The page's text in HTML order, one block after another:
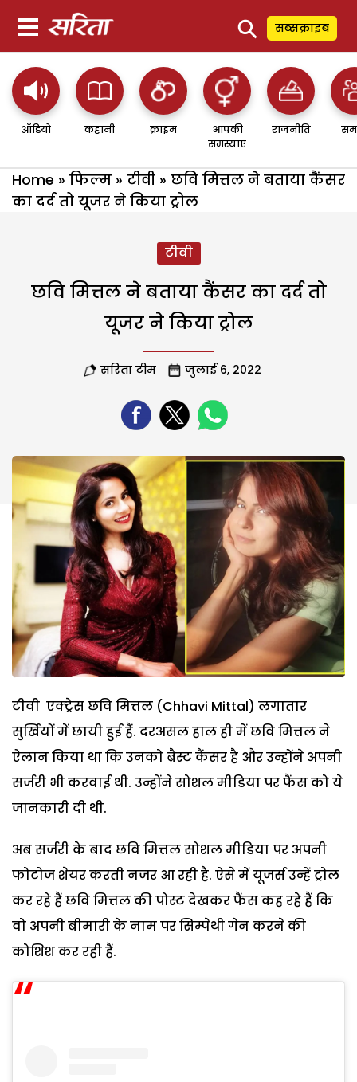
⚲ सब्सक्राइब
ऑडियो कहानी क्राइम
आपकी
समस्याएं
राजनीति
Home » फिल्म » टीवी » छवि मित्तल ने बताया कैंसर
का दर्द तो यूजर ने किया ट्रोल
टीवी
छवि मित्तल ने बताया कैंसर का दर्द तो
यूजर ने किया ट्रोल
सरिता टीम जुलाई 6, 2022
टीवी एक्ट्रेस छवि मित्तल (Chhavi Mittal) लगातार
सुर्खियों में छायी हुई हैं. दरअसल हाल ही में छवि मित्तल ने
ऐलान किया था कि उनको ब्रैस्ट कैंसर है और उन्होंने अपनी
सर्जरी भी करवाई थी. उन्होंने सोशल मीडिया पर फैंस को ये
जानकारी दी थी.
अब सर्जरी के बाद छवि मित्तल सोशल मीडिया पर अपनी
फोटोज शेयर करती नजर आ रही है. ऐसे में यूजर्स उन्हें ट्रोल
कर रहे हैं छवि मित्तल की पोस्ट देखकर फैंस कह रहे हैं कि
वो अपनी बीमारी के नाम पर सिम्पेथी गेन करने की
कोशिश कर रही हैं.